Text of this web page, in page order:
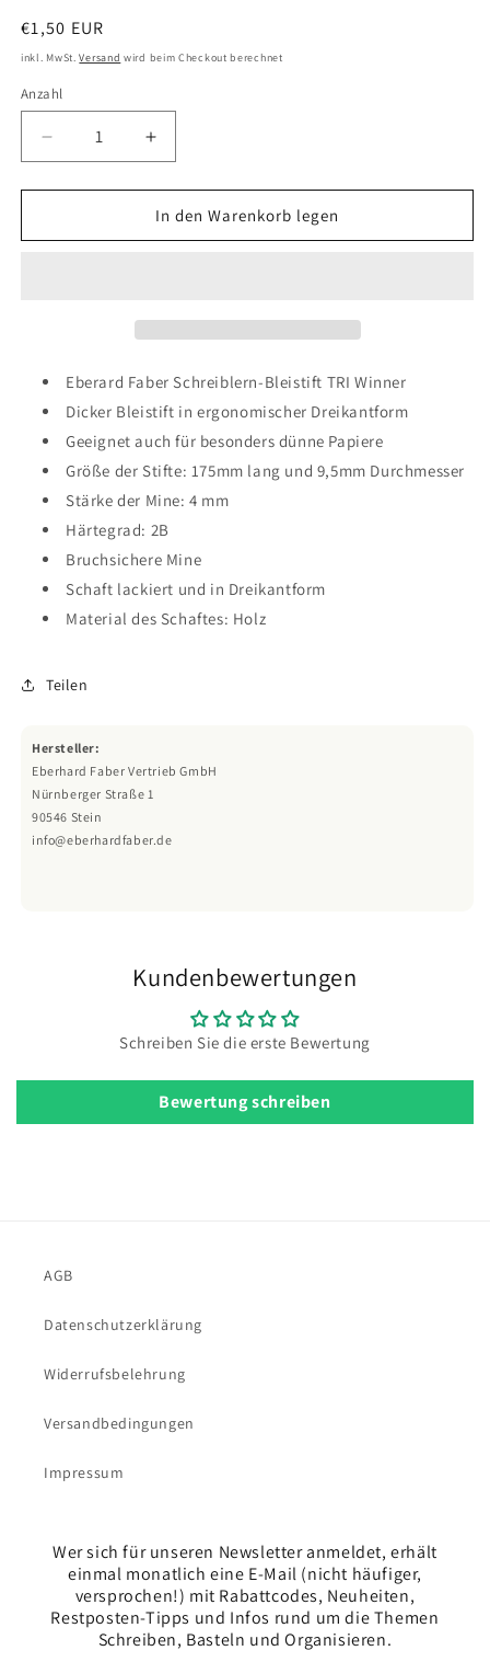
Normaler
Preis
€1,50 EUR
inkl. MwSt.Versand wird beim Checkout berechnet
Anzahl
Verringere
die
Menge
Eberhard
2B
Erhöhe
die
Menge
für
Eberhard
2B
In den Warenkorb legen
Eberard Faber Schreiblern-Bleistift TRI Winner
Dicker Bleistift in ergonomischer Dreikantform
Geeignet auch für besonders dünne Papiere
Größe der Stifte: 175mm lang und 9,5mm Durchmesser
Stärke der Mine: 4 mm
Härtegrad: 2B
Bruchsichere Mine
Schaft lackiert und in Dreikantform
Material des Schaftes: Holz
Teilen
Hersteller:
Eberhard Faber Vertrieb GmbH
Nürnberger Straße 1
90546 Stein
info@eberhardfaber.de
Kundenbewertungen
Schreiben Sie die erste Bewertung
Bewertung schreiben
AGB
Datenschutzerklärung
Widerrufsbelehrung
Versandbedingungen
Impressum
Wer sich für unseren Newsletter anmeldet, erhält
einmal monatlich eine E-Mail (nicht häufiger,
versprochen!) mit Rabattcodes, Neuheiten,
Restposten-Tipps und Infos rund um die Themen
Schreiben, Basteln und Organisieren.